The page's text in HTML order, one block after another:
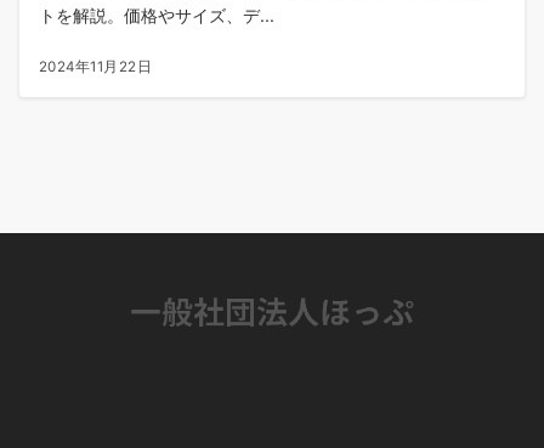
トを解説。価格やサイズ、デ...
2024年11月22日